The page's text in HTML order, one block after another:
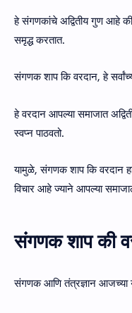
हे संगणकांचे अद्वितीय गुण आहे की,
समृद्ध करतात.
संगणक शाप कि वरदान, हे
हे वरदान आपल्या समाजात
स्वप्न पाठवतो.
यामुळे, संगणक शाप कि वरदान
विचार आहे ज्याने आपल्या
संगणक शाप की
संगणक आणि तंत्रज्ञान आजच्या